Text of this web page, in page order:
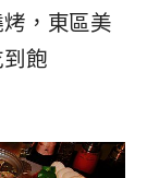
，東區美
飽